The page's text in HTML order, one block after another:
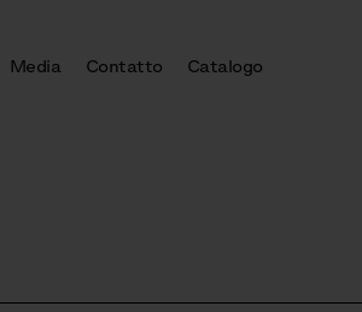
Media Contatto Catalogo